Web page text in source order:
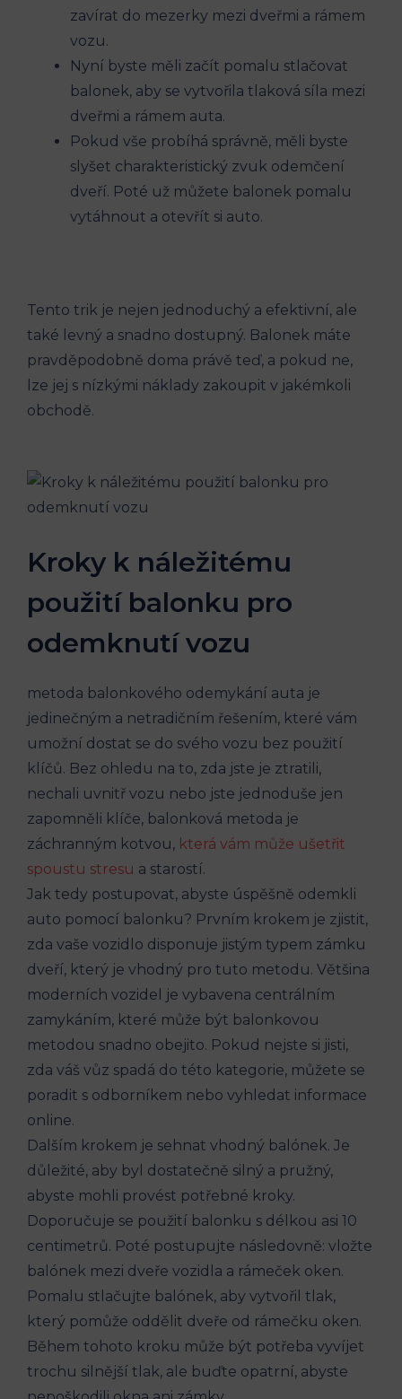
zavírat do ‌mezerky mezi​ dveřmi a rámem
vozu.
Nyní byste měli začít pomalu ⁣stlačovat
balonek, aby se vytvořila tlaková síla mezi
dveřmi a rámem auta.
Pokud vše probíhá správně, měli byste
slyšet charakteristický zvuk odemčení
dveří. Poté už můžete balonek pomalu
vytáhnout ⁣a otevřít si‌ auto.
Tento ‌trik je nejen jednoduchý a efektivní, ale‍
také levný a snadno dostupný. Balonek máte
pravděpodobně doma právě teď, a pokud ne,
lze jej s nízkými náklady zakoupit v jakémkoli
obchodě.
Kroky k náležitému
použití‌ balonku pro
odemknutí vozu
metoda balonkového odemykání auta je
jedinečným a netradičním řešením, které​ vám
umožní⁤ dostat‍ se do svého⁣ vozu bez použití
klíčů. Bez ohledu na ‍to, ​zda jste je ⁤ztratili,‌
nechali uvnitř vozu nebo‍ jste jednoduše‌ jen
zapomněli klíče, balonková metoda je
záchranným kotvou, která vám může ušetřit
spoustu stresu a starostí.
Jak⁤ tedy postupovat, abyste úspěšně odemkli
auto pomocí balonku? Prvním krokem je zjistit,
zda vaše vozidlo disponuje jistým typem zámku
dveří, který je vhodný pro tuto metodu. Většina
moderních vozidel je ‍vybavena centrálním⁣
zamykáním, které může být balonkovou
metodou snadno ​obejito. Pokud nejste si jisti,
zda váš vůz spadá do této kategorie, můžete se
poradit s odborníkem nebo vyhledat informace
online.
Dalším krokem je sehnat vhodný⁤ balónek. Je
důležité, aby byl dostatečně silný ​a pružný,
abyste mohli provést potřebné kroky.
Doporučuje se použití​ balonku s délkou asi ​10⁤
centimetrů. Poté postupujte následovně: ‌vložte
balónek mezi dveře vozidla a rámeček oken.
Pomalu stlačujte balónek, aby vytvořil tlak,
který pomůže oddělit dveře od rámečku ⁢oken.
Během tohoto kroku může být potřeba vyvíjet
trochu silnější⁤ tlak, ale buďte opatrní, abyste